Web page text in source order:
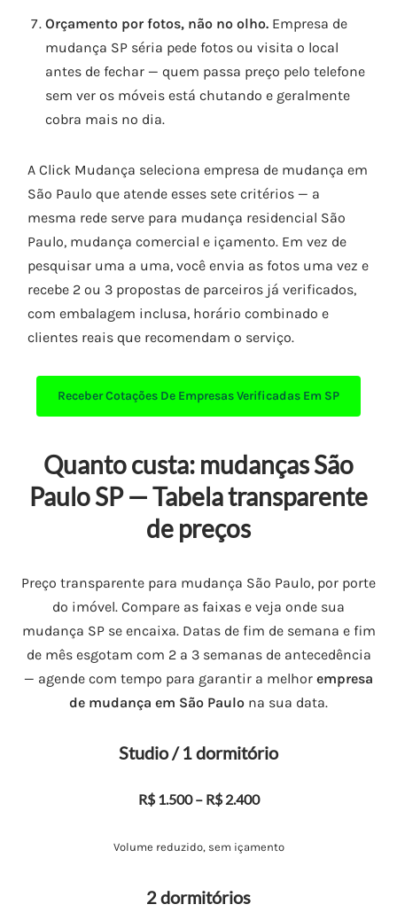
Orçamento por fotos, não no olho. Empresa de
mudança SP séria pede fotos ou visita o local
antes de fechar — quem passa preço pelo telefone
sem ver os móveis está chutando e geralmente
cobra mais no dia.
A Click Mudança seleciona empresa de mudança em
São Paulo que atende esses sete critérios — a
mesma rede serve para mudança residencial São
Paulo, mudança comercial e içamento. Em vez de
pesquisar uma a uma, você envia as fotos uma vez e
recebe 2 ou 3 propostas de parceiros já verificados,
com embalagem inclusa, horário combinado e
clientes reais que recomendam o serviço.
Receber Cotações De Empresas Verificadas Em SP
Quanto custa: mudanças São
Paulo SP — Tabela transparente
de preços
Preço transparente para mudança São Paulo, por porte
do imóvel. Compare as faixas e veja onde sua
mudança SP se encaixa. Datas de fim de semana e fim
de mês esgotam com 2 a 3 semanas de antecedência
— agende com tempo para garantir a melhor empresa
de mudança em São Paulo na sua data.
Studio / 1 dormitório
R$ 1.500 – R$ 2.400
Volume reduzido, sem içamento
2 dormitórios